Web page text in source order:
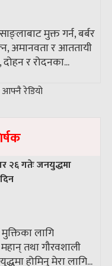
मुक्त गर्न, बर्बर
अमानवता र आततायी
र रोदनका...
२६ गतेः जनयुद्धमा
लागि
तथा गौरवशाली
होमिनु मेरा लागि...